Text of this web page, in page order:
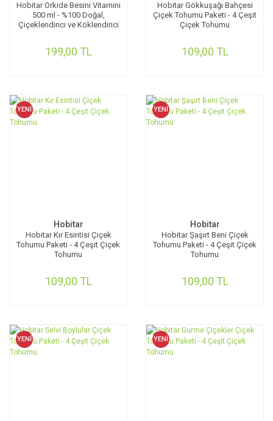
Hobitar Orkide Besini Vitamini
500 ml - %100 Doğal,
Çiçeklendirici ve Köklendirici
199,00 TL
Hobitar Gökkuşağı Bahçesi
Çiçek Tohumu Paketi - 4 Çeşit
Çiçek Tohumu
109,00 TL
YENİ
Hobitar
Hobitar Kır Esintisi Çiçek
Tohumu Paketi - 4 Çeşit Çiçek
Tohumu
109,00 TL
YENİ
Hobitar
Hobitar Şaşırt Beni Çiçek
Tohumu Paketi - 4 Çeşit Çiçek
Tohumu
109,00 TL
YENİ YENİ